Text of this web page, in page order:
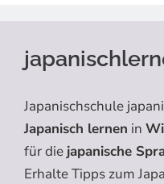
Japanischschule
Japanisch lernen in
für die japanische
Erhalte Tipps zum